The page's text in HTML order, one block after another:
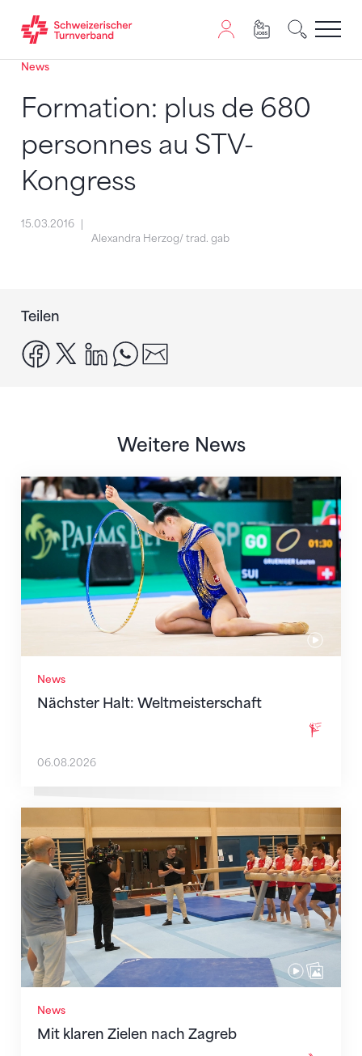
Zum Inhalt springen
Zur Sitemap navigieren
Zum Navigieren dieser Seite wird JavaScript benötigt.
News
Formation: plus de 680
personnes au STV-
Kongress
15.03.2016
Alexandra Herzog/ trad. gab
Teilen
facebook
x linkedinwhatsapp
Weitere News
News
Nächster Halt: Weltmeisterschaft
Nächster Halt: Weltmeisterschaft
06.08.2026
News
Mit klaren Zielen nach Zagreb
Mit klaren Zielen nach Zagreb